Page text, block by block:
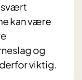
svært
kan være
og
viktig.